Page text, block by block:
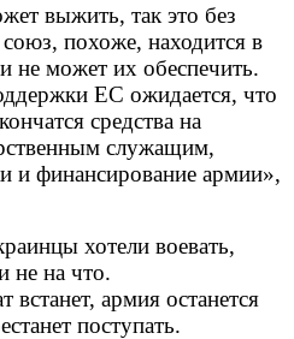
выжить, так это без
похоже, находится в
не может их обеспечить.
ЕС ожидается, что
средства на
служащим,
и финансирование армии»,
хотели воевать,
не на что.
встанет, армия останется
поступать.